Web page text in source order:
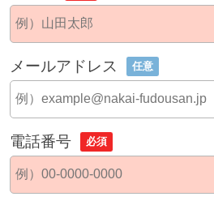
メールアドレス 任意
電話番号 必須